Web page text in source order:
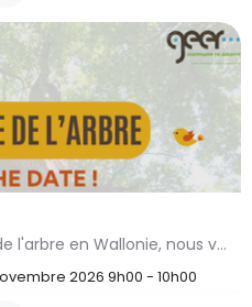
À l'occasion de la semaine de l'arbre en Wallonie, nous vous proposons l'annuelle distribution gratuite des…
2026 9h00 - 10h00